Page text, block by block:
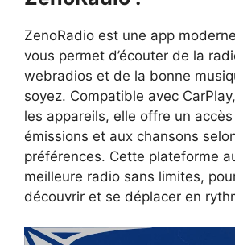
ZenoRadio est une app
vous permet d’écouter de la
webradios et de la bonne
soyez. Compatible avec
les appareils, elle offre un
émissions et aux chansons
préférences. Cette plateforme
meilleure radio sans limites,
découvrir et se déplacer en